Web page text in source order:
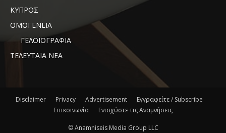
ΚΥΠΡΟΣ
ΟΜΟΓΕΝΕΙΑ
ΓΕΛΟΙΟΓΡΑΦΙΑ
ΤΕΛΕΥΤΑΙΑ ΝΕΑ
Disclaimer Privacy Advertisement
Εγγραφείτε / Subscribe
Επικοινωνία
Ενισχύστε τις Αναμνήσεις
© Anamniseis Media Group LLC